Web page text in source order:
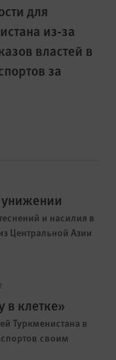
для
из-за
властей в
за
и насилия в
Центральной Азии
в клетке»
Туркменистана в
своим